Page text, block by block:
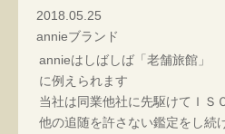
2018.05.25
annieブランド
annieはしばしば「老舗旅館」
に例えられます
当社は同業他社に先駆けてＩＳ
他の追随を許さない鑑定をし続